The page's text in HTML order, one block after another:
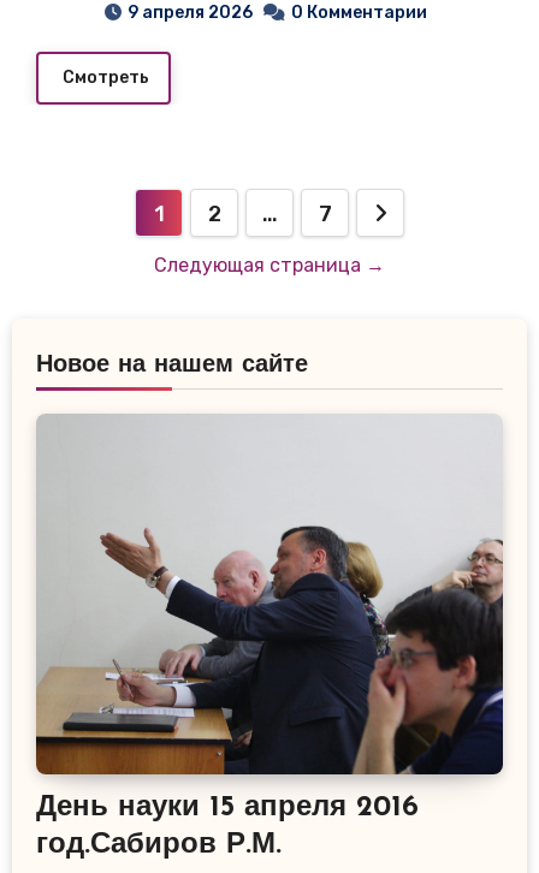
кафедры зоологии поз.
9 апреля 2026 0 Комментарии
Смотреть
Пагинация
записей
1 2 … 7
Следующая страница →
Новое на нашем сайте
День науки 15 апреля 2016
год.Сабиров Р.М.